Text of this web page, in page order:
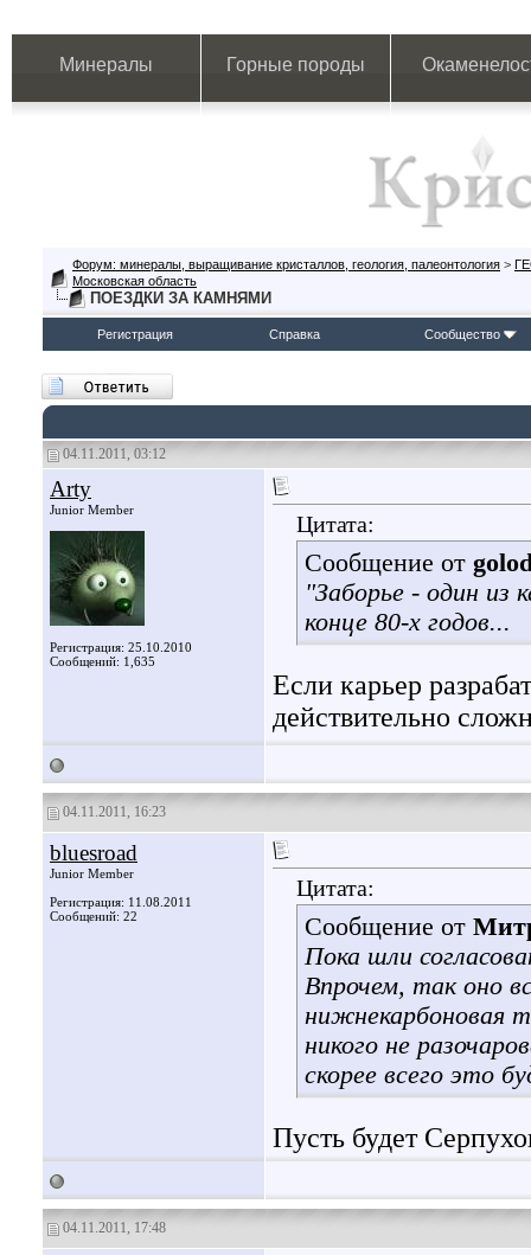
Минералы Горные породы
Форум: минералы, выращивание кристаллов, геология, палеонтология >
Московская область
ПОЕЗДКИ ЗА КАМНЯМИ
Регистрация Справка Сообщество
04.11.2011, 03:12
Arty
Junior Member
Регистрация: 25.10.2010
Сообщений: 1,635
Цитата:
Сообщение от
"Заборье - один из
конце 80-х годов...
Если карьер
действительно
04.11.2011, 16:23
bluesroad
Junior Member
Регистрация: 11.08.2011
Сообщений: 22
Цитата:
Сообщение от
Пока шли
Впрочем, так оно
нижнекарбоновая
никого не
скорее всего это
Пусть будет
04.11.2011, 17:48